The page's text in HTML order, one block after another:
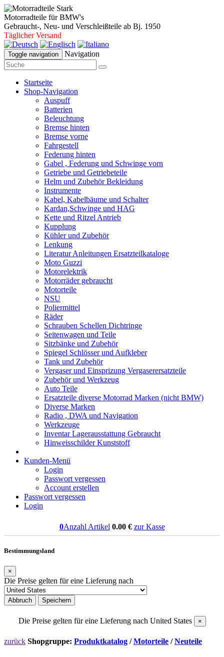
Motorradteile für BMW's
Gebraucht-, Neu- und Verschleißteile ab Bj. 1950
Täglicher Versand
Toggle navigation Navigation
Startseite
Shop-Navigation
Auspuff
Batterien
Beleuchtung
Bremse hinten
Bremse vorne
Fahrgestell
Federung hinten
Gabel , Federung und Schwinge vorn
Getriebe und Getriebeteile
Helm und Zubehör Bekleidung
Instrumente
Kabel, Kabelbäume und Schalter
Kardan,Schwinge und HAG
Kette und Ritzel Antrieb
Kupplung
Kühler und Zubehör
Lenkung
Literatur Anleitungen Ersatzteilkataloge
Moto Guzzi
Motorelektrik
Motorräder gebraucht
Motorteile
NSU
Poliermittel
Räder
Schrauben Schellen Dichtringe
Seitenwagen und Teile
Sitzbänke und Zubehör
Spiegel Schlösser und Aufkleber
Tank und Zubehör
Vergaser und Einsprizung Vergaserersatzteile
Zubehör und Werkzeug
Auto Teile
Ersatzteile diverse Motorrad Marken (nicht BMW)
Diverse Marken
Radio , DWA und Navigation
Werkzeuge
Inventar Lagerausstattung Gebraucht
Hinweisschilder Kunststoff
Kunden-Menü
Login
Passwort vergessen
Account erstellen
Passwort vergessen
Login
0Anzahl Artikel 0.00€ zur Kasse
Bestimmungsland
×
Die Preise gelten für eine Lieferung nach
Abbruch Speichern
Die Preise gelten für eine Lieferung nach United States ×
zurück Shopgruppe: Produktkatalog /Motorteile /Neuteile